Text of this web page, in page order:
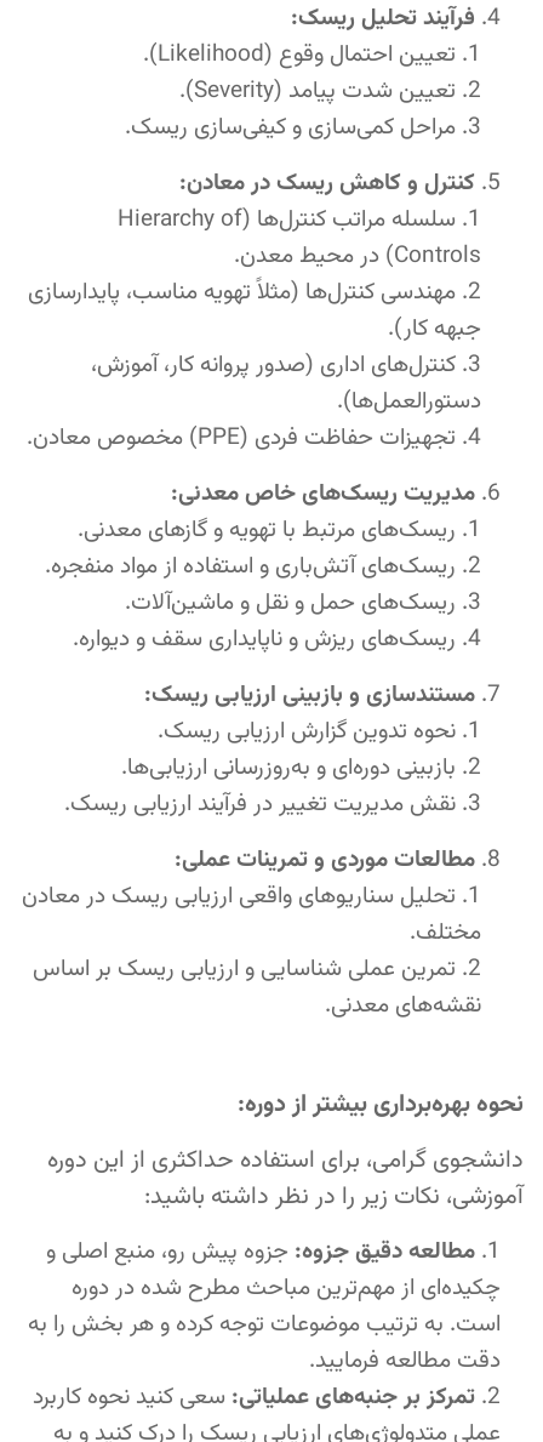
فرآیند تحلیل ریسک:
تعیین احتمال وقوع (Likelihood).
تعیین شدت پیامد (Severity).
مراحل کمی‌سازی و کیفی‌سازی ریسک.
کنترل و کاهش ریسک در معادن:
سلسله مراتب کنترل‌ها (Hierarchy of
Controls) در محیط معدن.
مهندسی کنترل‌ها (مثلاً تهویه مناسب، پایدارسازی
جبهه کار).
کنترل‌های اداری (صدور پروانه کار، آموزش،
دستورالعمل‌ها).
تجهیزات حفاظت فردی (PPE) مخصوص معادن.
مدیریت ریسک‌های خاص معدنی:
ریسک‌های مرتبط با تهویه و گازهای معدنی.
ریسک‌های آتش‌باری و استفاده از مواد منفجره.
ریسک‌های حمل و نقل و ماشین‌آلات.
ریسک‌های ریزش و ناپایداری سقف و دیواره.
مستندسازی و بازبینی ارزیابی ریسک:
نحوه تدوین گزارش ارزیابی ریسک.
بازبینی دوره‌ای و به‌روزرسانی ارزیابی‌ها.
نقش مدیریت تغییر در فرآیند ارزیابی ریسک.
مطالعات موردی و تمرینات عملی:
تحلیل سناریوهای واقعی ارزیابی ریسک در معادن
مختلف.
تمرین عملی شناسایی و ارزیابی ریسک بر اساس
نقشه‌های معدنی.
نحوه بهره‌برداری بیشتر از دوره:
دانشجوی گرامی، برای استفاده حداکثری از این دوره
آموزشی، نکات زیر را در نظر داشته باشید:
مطالعه دقیق جزوه: جزوه پیش رو، منبع اصلی و
چکیده‌ای از مهم‌ترین مباحث مطرح شده در دوره
است. به ترتیب موضوعات توجه کرده و هر بخش را به
دقت مطالعه فرمایید.
تمرکز بر جنبه‌های عملیاتی: سعی کنید نحوه کاربرد
عملی متدولوژی‌های ارزیابی ریسک را درک کنید و به